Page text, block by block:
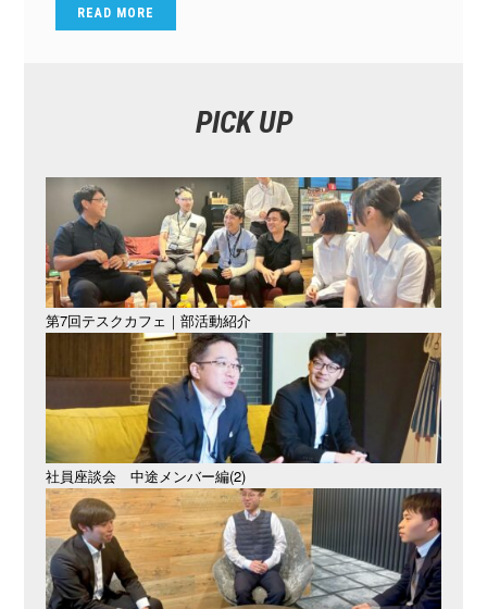
READ MORE
PICK UP
第7回テスクカフェ｜部活動紹介
社員座談会 中途メンバー編(2)